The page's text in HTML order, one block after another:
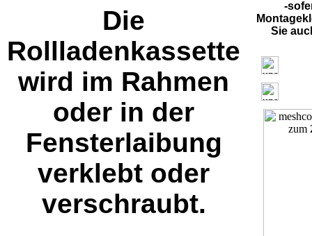
Die
Rollladenkassette
wird im Rahmen
oder in der
Fensterlaibung
verklebt oder
verschraubt.
-
Sie